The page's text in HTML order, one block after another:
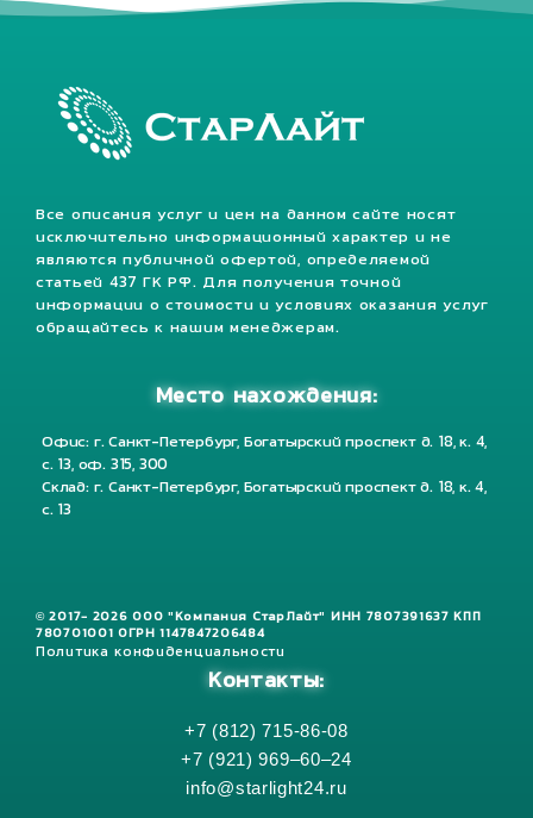
Все описания услуг и цен на данном сайте носят
исключительно информационный характер и не
являются публичной офертой, определяемой
статьей 437 ГК РФ. Для получения точной
информации о стоимости и условиях оказания услуг
обращайтесь к нашим менеджерам.
Место нахождения:
Офис: г. Санкт-Петербург, Богатырский проспект д. 18, к. 4,
с. 13, оф. 315, 300
Склад: г. Санкт-Петербург, Богатырский проспект д. 18, к. 4,
с. 13
© 2017- 2026 ООО "Компания СтарЛайт" ИНН 7807391637 КПП
780701001 ОГРН 1147847206484
Политика конфиденциальности
Контакты:
+7 (812) 715-86-08
+7 (921) 969–60–24
info@starlight24.ru